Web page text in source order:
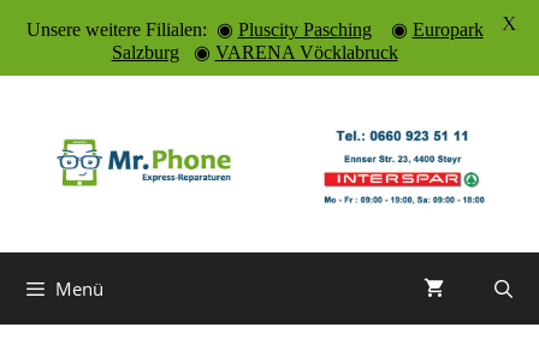
springen
Menü
Unsere weitere Filialen: ◉ Pluscity Pasching◉ Europark
Salzburg◉ VARENA Vöcklabruck
X